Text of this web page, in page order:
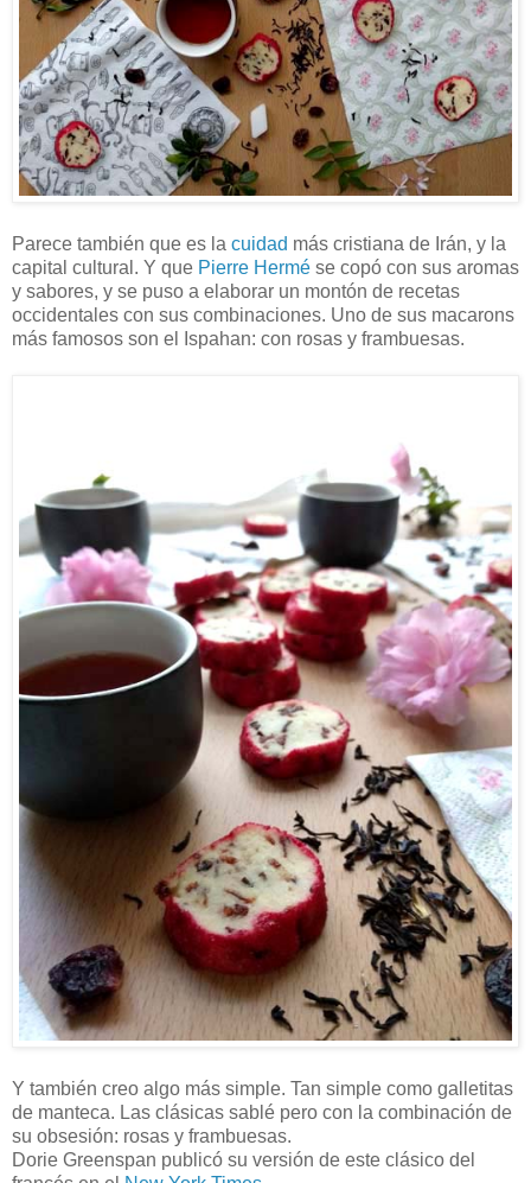
Parece también que es la cuidad más cristiana de Irán, y la
capital cultural. Y que Pierre Hermé se copó con sus aromas
y sabores, y se puso a elaborar un montón de recetas
occidentales con sus combinaciones. Uno de sus macarons
más famosos son el Ispahan: con rosas y frambuesas.
Y también creo algo más simple. Tan simple como galletitas
de manteca. Las clásicas sablé pero con la combinación de
su obsesión: rosas y frambuesas.
Dorie Greenspan publicó su versión de este clásico del